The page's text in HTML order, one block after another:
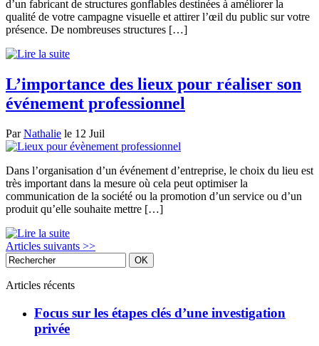
d’un fabricant de structures gonflables destinées à améliorer la
qualité de votre campagne visuelle et attirer l’œil du public sur votre
présence. De nombreuses structures […]
L’importance des lieux pour réaliser son
événement professionnel
ParNathalie le 12 Juil
Dans l’organisation d’un événement d’entreprise, le choix du lieu est
très important dans la mesure où cela peut optimiser la
communication de la société ou la promotion d’un service ou d’un
produit qu’elle souhaite mettre […]
Articles suivants >>
Articles récents
Focus sur les étapes clés d’une investigation
privée